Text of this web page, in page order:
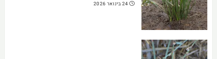
24 בינואר 2026